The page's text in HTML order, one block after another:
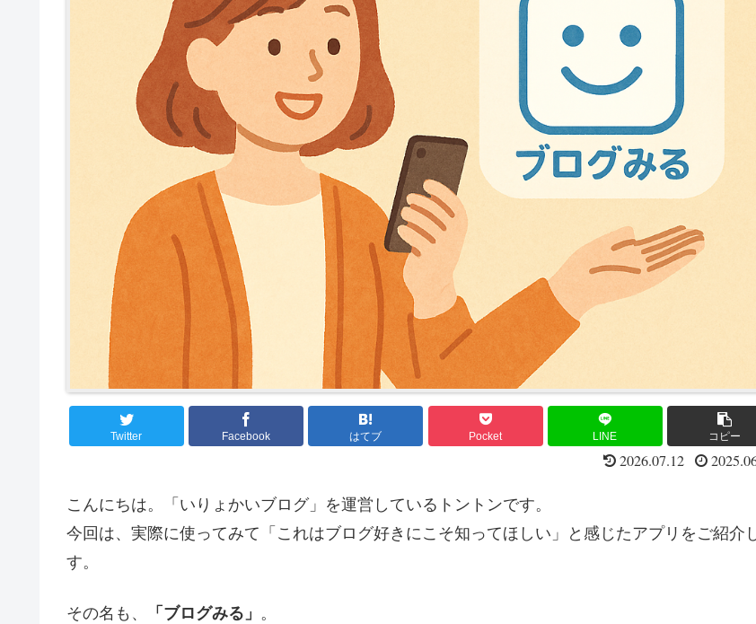
Twitter Facebook はてブ Pocket LINE コピー
2026.07.12
こんにちは。「いりょかいブログ」を運営しているトントンです。
今回は、実際に使ってみて「これはブログ好きにこそ知ってほしい」と感じたアプリをご紹介
す。
その名も、 「ブログみる」 。